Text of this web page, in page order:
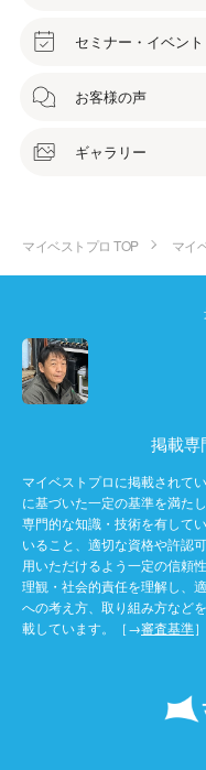
セミナー・イベント
お客様の声
ギャラリー
マイベストプロ TOP マイ
掲載専
マイベストプロに掲載されて
に基づいた一定の基準を満た
専門的な知識・技術を有して
いること、適切な資格や許認
用いただけるよう一定の信頼
理観・社会的責任を理解し、
への考え方、取り組み方など
載しています。［→審査基準］